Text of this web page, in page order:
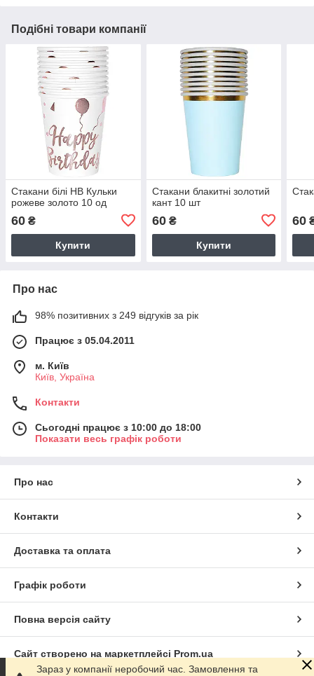
Подібні товари компанії
Стакани білі HB Кульки
рожеве золото 10 од
60 ₴
Купити
Стакани блакитні золотий
кант 10 шт
60₴
Купити
60
Про нас
98% позитивних з 249 відгуків за рік
Працює з 05.04.2011
м. Київ
Київ, Україна
Контакти
Сьогодні працює з 10:00 до 18:00
Показати весь графік роботи
Про нас
Контакти
Доставка та оплата
Графік роботи
Повна версія сайту
Сайт створено на маркетплейсі Prom.ua
Зараз у компанії неробочий час. Замовлення та